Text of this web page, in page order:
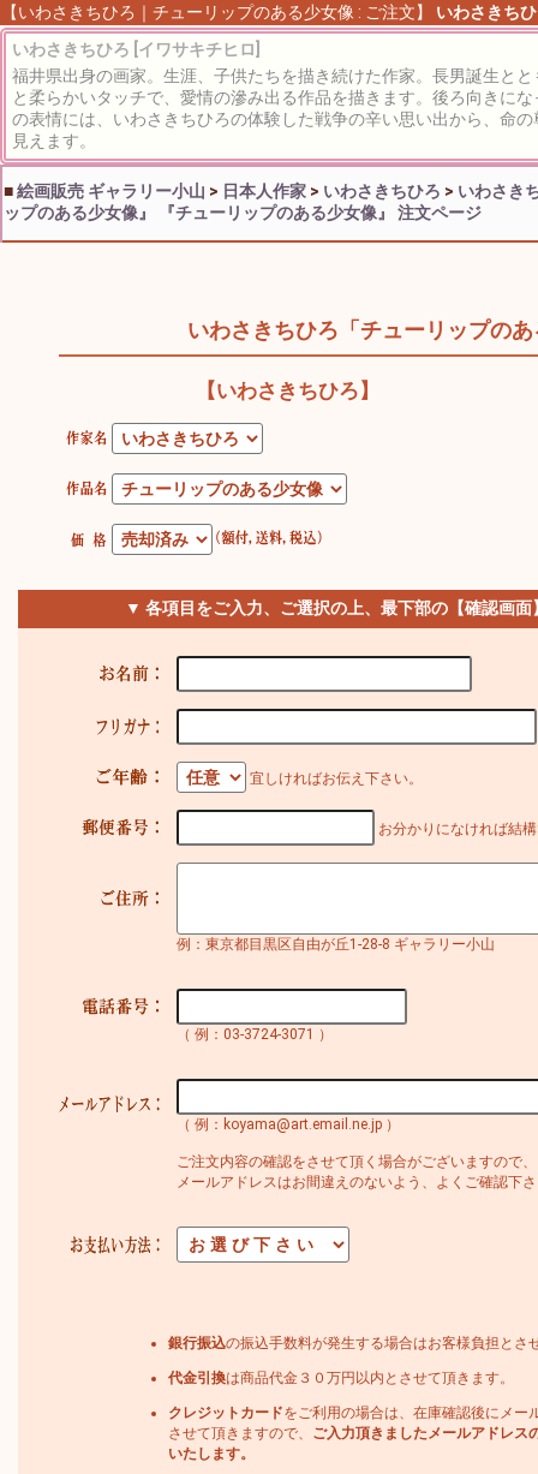
【いわさきちひろ｜チューリップのある少女像 : ご注文】 いわさきち
いわさきちひろ [イワサキチヒロ]
福井県出身の画家。生涯、子供たちを描き続けた作家。長男誕生と
と柔らかいタッチで、愛情の滲み出る作品を描きます。後ろ向きに
の表情には、いわさきちひろの体験した戦争の辛い思い出から、命
見えます。
■絵画販売 ギャラリー小山 > 日本人作家 > いわさきちひろ > いわさき
ップのある少女像』
『チューリップのある少女像』 注文ページ
いわさきちひろ「チューリップの
【いわさきちひろ】
▼ 各項目をご入力、ご選択の上、最下部の【確認画
宜しければお伝え下さい。
お分かりになければ結
例：東京都目黒区自由が丘1-28-8 ギャラリー小山
（ 例：03-3724-3071 ）
（ 例：koyama@art.email.ne.jp ）
ご注文内容の確認をさせて頂く場合がございますので、
メールアドレスはお間違えのないよう、よくご確認下
銀行振込の振込手数料が発生する場合はお客様負担とさ
代金引換は商品代金３０万円以内とさせて頂きます。
クレジットカードをご利用の場合は、在庫確認後にメー
させて頂きますので、
ご入力頂きましたメールアドレス
いたします。